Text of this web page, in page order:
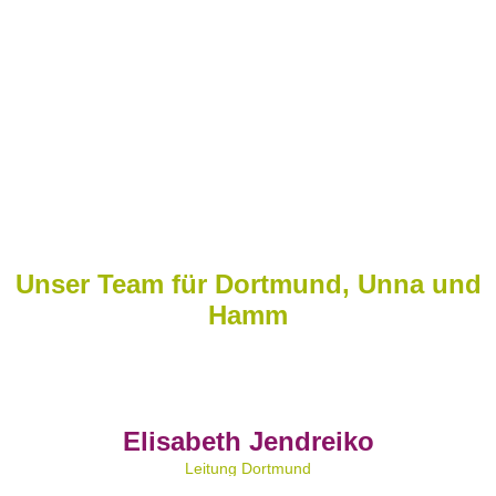
Unser Team für Dortmund, Unna und
Hamm
Elisabeth Jendreiko
Leitung Dortmund